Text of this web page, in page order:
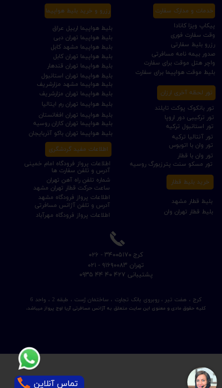
کلیه حقوق مادی و معنوی این سایت متعلق به آژانس مسافرتی آریا اوج پرواز میباشد.
​تهران ۹۱۶۹۰۰۸۳ - ۰۲۱
کرج ، هفت تیر ، روبروی بانک تجارت ، ساختمان ژست ، طبقه 2 ، واحد 6
تماس آنلاین
​کرج ۳۴۰۰۵۱۷۰ - ۰۲۶
​پشتیبانی ۴۲۷ ۴۰ ۴۴ ۰۹۳۵
تور ترکیبی دور اروپا
رزرو بلیط سفارتی
پیکاپ ویزا کانادا
بلیط هواپیما تهران کابل
بلیط هواپیما تهران مزارشریف
بلیط هواپیما مشهد کابل
بلیط هواپیما تهران قندهار
بلیط هواپیما تهران افغانستان
بلیط هواپیما مشهد مزارشریف
بلیط قطار تهران وان
بلیط قطار مشهد
بلیط موقت هواپیما برای سفارت
واچر هتل موقت برای سفارت
بلیط هواپیما تهران رم ایتالیا
اطلاعات پرواز فرودگاه امام خمینی
بلیط هواپیما تهران دبی
بلیط هواپیما تهران باکو آذربایجان
بلیط هواپیما تهران استانبول
بلیط هواپیما تهران کازان روسیه
بلیط هواپیما اربیل عراق
صدور بیمه نامه مسافرتی
تور آنتالیا ترکیه
تور استانبول ترکیه
تور مسکو سنت پترزبورگ روسیه
تور وان با قطار
تور بانکوک پوکت تایلند
تور وان با اتوبوس
ساعت حرکت قطار تهران مشهد
خرید بلیط قطار
خدمات و مدارک سفارت رزرو و خرید بلیط هواپیما
تور لحظه آخری ارزان
شماره تلفن راه آهن تهران
وقت سفارت فوری
اطلاعات پرواز فرودگاه مهرآباد
اطلاعات پرواز فرودگاه مشهد
آدرس و تلفن سفارت ها
آدرس و تلفن آژانس مسافرتی
اطلاعات مفید گردشگری